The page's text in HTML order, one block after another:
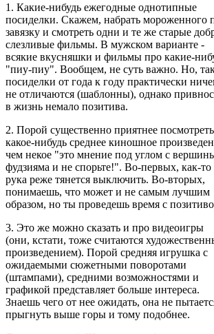
1. Какие-нибудь ежегодные однотипные
посиделки. Скажем, набрать мороженного
завязку и смотреть одни и те же старые
слезливые фильмы. В мужском варианте -
всякие вкусняшки и фильмы про какие-
"пиу-пиу". Вообщем, не суть важно. Но,
посиделки от года к году практически
не отличаются (шаблонны), однако
в жизнь немало позитива.
2. Порой существенно приятнее посмотреть
какое-нибудь среднее киношное
чем некое "это мнение под углом с
фудзияма и не спорьте!". Во-первых, как-то
рука реже тянется выключить. Во-вторых,
понимаешь, что может и не самым лучшим
образом, но ты проведешь время с
3. Это же можно сказать и про видеоигры
(они, кстати, тоже считаются
произведением). Порой средняя игрушка с
ожидаемыми сюжетными поворотами
(штампами), средними возможностями и
графикой представляет больше интереса.
Знаешь чего от нее ожидать, она не
прыгнуть выше горы и тому подобнее.